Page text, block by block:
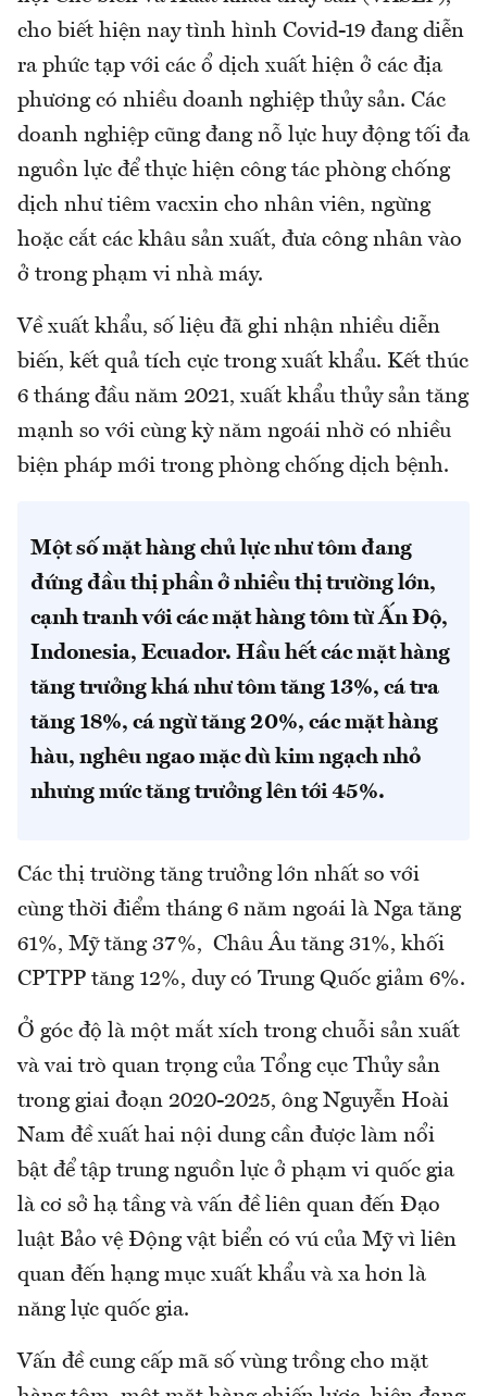
cho biết hiện nay tình hình Covid-19 đang diễn
ra phức tạp với các ổ dịch xuất hiện ở các địa
phương có nhiều doanh nghiệp thủy sản. Các
doanh nghiệp cũng đang nỗ lực huy động tối đa
nguồn lực để thực hiện công tác phòng chống
dịch như tiêm vacxin cho nhân viên, ngừng
hoặc cắt các khâu sản xuất, đưa công nhân vào
ở trong phạm vi nhà máy.
Về xuất khẩu, số liệu đã ghi nhận nhiều diễn
biến, kết quả tích cực trong xuất khẩu. Kết thúc
6 tháng đầu năm 2021, xuất khẩu thủy sản tăng
mạnh so với cùng kỳ năm ngoái nhờ có nhiều
biện pháp mới trong phòng chống dịch bệnh.
Một số mặt hàng chủ lực như tôm đang
đứng đầu thị phần ở nhiều thị trường lớn,
cạnh tranh với các mặt hàng tôm từ Ấn Độ,
Indonesia, Ecuador. Hầu hết các mặt hàng
tăng trưởng khá như tôm tăng 13%, cá tra
tăng 18%, cá ngừ tăng 20%, các mặt hàng
hàu, nghêu ngao mặc dù kim ngạch nhỏ
nhưng mức tăng trưởng lên tới 45%.
Các thị trường tăng trưởng lớn nhất so với
cùng thời điểm tháng 6 năm ngoái là Nga tăng
61%, Mỹ tăng 37%, Châu Âu tăng 31%, khối
CPTPP tăng 12%, duy có Trung Quốc giảm 6%.
Ở góc độ là một mắt xích trong chuỗi sản xuất
và vai trò quan trọng của Tổng cục Thủy sản
trong giai đoạn 2020-2025, ông Nguyễn Hoài
Nam đề xuất hai nội dung cần được làm nổi
bật để tập trung nguồn lực ở phạm vi quốc gia
là cơ sở hạ tầng và vấn đề liên quan đến Đạo
luật Bảo vệ Động vật biển có vú của Mỹ vì liên
quan đến hạng mục xuất khẩu và xa hơn là
năng lực quốc gia.
Vấn đề cung cấp mã số vùng trồng cho mặt